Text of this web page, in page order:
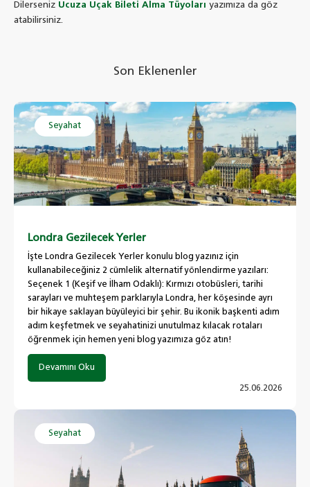
Dilerseniz Ucuza Uçak Bileti Alma Tüyoları yazımıza da göz
atabilirsiniz.
Son Eklenenler
Seyahat
Londra Gezilecek Yerler
İşte Londra Gezilecek Yerler konulu blog yazınız için
kullanabileceğiniz 2 cümlelik alternatif yönlendirme yazıları:
Seçenek 1 (Keşif ve İlham Odaklı): Kırmızı otobüsleri, tarihi
sarayları ve muhteşem parklarıyla Londra, her köşesinde ayrı
bir hikaye saklayan büyüleyici bir şehir. Bu ikonik başkenti adım
adım keşfetmek ve seyahatinizi unutulmaz kılacak rotaları
öğrenmek için hemen yeni blog yazımıza göz atın!
Devamını Oku
25.06.2026
Seyahat